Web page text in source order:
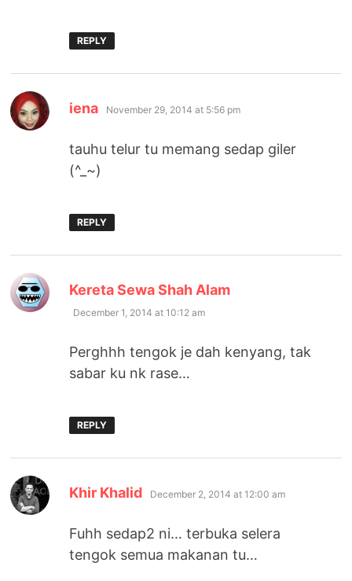
REPLY
iena says:
November 29, 2014 at 5:56 pm
tauhu telur tu memang sedap giler
(^_~)
REPLY
Kereta Sewa Shah Alam
December 1, 2014 at 10:12 am
Perghhh tengok je dah kenyang, tak
sabar ku nk rase…
REPLY
Khir Khalid says:
December 2, 2014 at 12:00 am
Fuhh sedap2 ni… terbuka selera
tengok semua makanan tu…